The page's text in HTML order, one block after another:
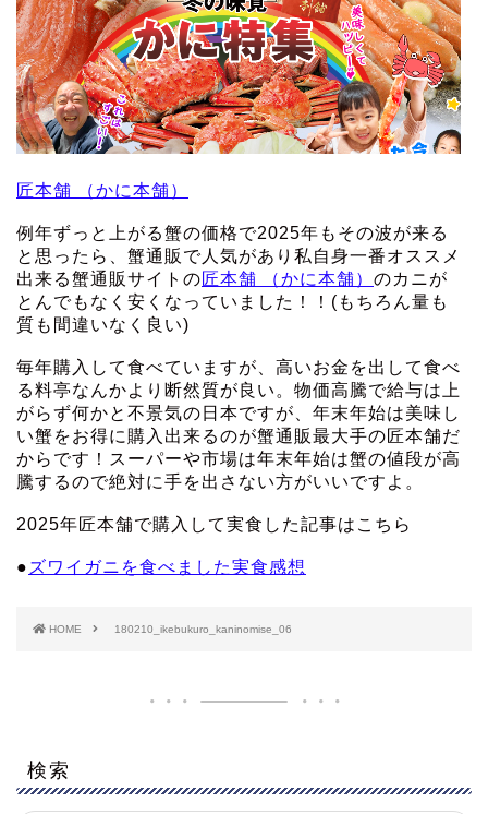
匠本舗 （かに本舗）
例年ずっと上がる蟹の価格で2025年もその波が来る
と思ったら、蟹通販で人気があり私自身一番オススメ
出来る蟹通販サイトの匠本舗 （かに本舗） のカニが
とんでもなく安くなっていました！！(もちろん量も
質も間違いなく良い)
毎年購入して食べていますが、高いお金を出して食べ
る料亭なんかより断然質が良い。物価高騰で給与は上
がらず何かと不景気の日本ですが、年末年始は美味し
い蟹をお得に購入出来るのが蟹通販最大手の匠本舗だ
からです！スーパーや市場は年末年始は蟹の値段が高
騰するので絶対に手を出さない方がいいですよ。
2025年匠本舗で購入して実食した記事はこちら
● ズワイガニを食べました実食感想
HOME 180210_ikebukuro_kaninomise_06
検索